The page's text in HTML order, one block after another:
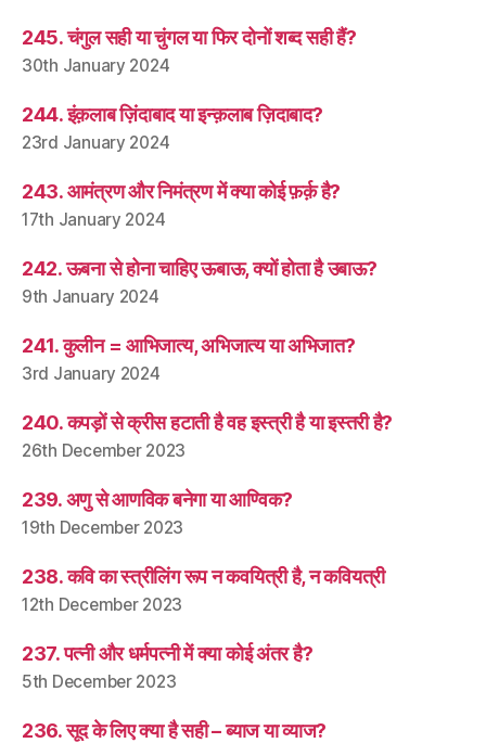
245. चंगुल सही या चुंगल या फिर दोनों शब्द सही हैं?
30th January 2024
244. इंक़लाब ज़िंदाबाद या इन्क़लाब ज़िदाबाद?
23rd January 2024
243. आमंत्रण और निमंत्रण में क्या कोई फ़र्क़ है?
17th January 2024
242. ऊबना से होना चाहिए ऊबाऊ, क्यों होता है उबाऊ?
9th January 2024
241. कुलीन = आभिजात्य, अभिजात्य या अभिजात?
3rd January 2024
240. कपड़ों से क्रीस हटाती है वह इस्त्री है या इस्तरी है?
26th December 2023
239. अणु से आणविक बनेगा या आण्विक?
19th December 2023
238. कवि का स्त्रीलिंग रूप न कवयित्री है, न कवियत्री
12th December 2023
237. पत्नी और धर्मपत्नी में क्या कोई अंतर है?
5th December 2023
236. सूद के लिए क्या है सही – ब्याज या व्याज?